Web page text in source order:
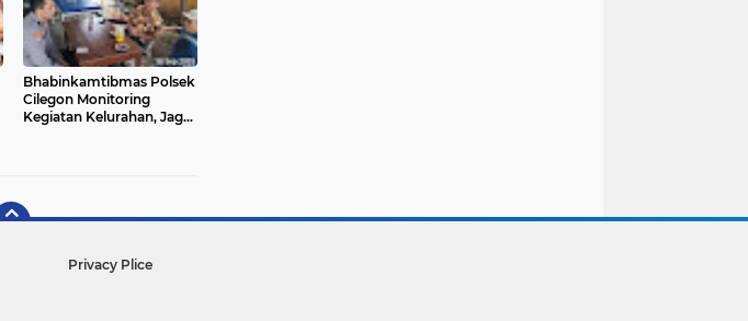
Bhabinkamtibmas Polsek
Cilegon Monitoring
Kegiatan Kelurahan, Jaga
Privacy Plice